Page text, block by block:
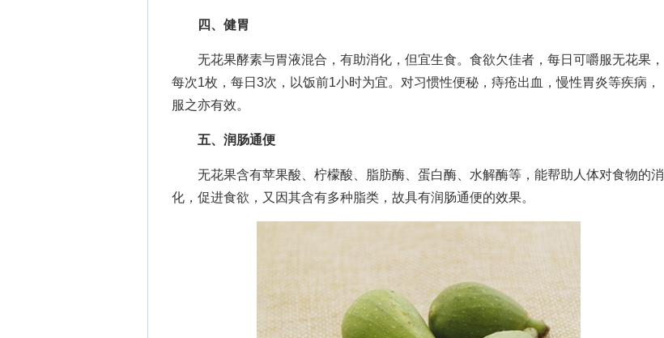
四、健胃
无花果酵素与胃液混合，有助消化，但宜生食。食欲欠佳者，每日可嚼服无花果，
每次1枚，每日3次，以饭前1小时为宜。对习惯性便秘，痔疮出血，慢性胃炎等疾病，
服之亦有效。
五、润肠通便
无花果含有苹果酸、柠檬酸、脂肪酶、蛋白酶、水解酶等，能帮助人体对食物的消
化，促进食欲，又因其含有多种脂类，故具有润肠通便的效果。